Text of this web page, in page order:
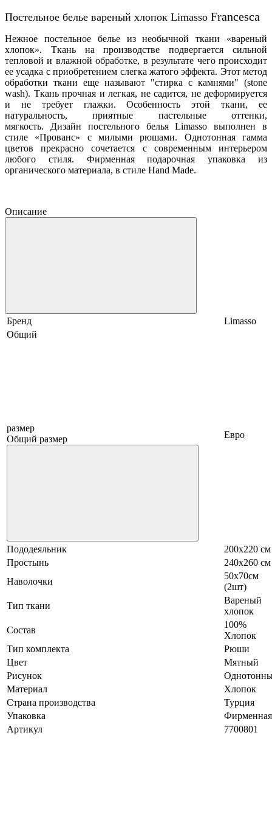
Постельное белье вареный хлопок Limasso Francesca
Нежное постельное белье из необычной ткани «вареный
хлопок». Ткань на производстве подвергается сильной
тепловой и влажной обработке, в результате чего происходит
ее усадка с приобретением слегка жатого эффекта. Этот метод
обработки ткани еще называют "стирка с камнями" (stone
wash). Ткань прочная и легкая, не садится, не деформируется
и не требует глажки. Особенность этой ткани, ее
натуральность, приятные пастельные оттенки,
мягкость. Дизайн постельного белья Limasso выполнен в
стиле «Прованс» с милыми рюшами. Однотонная гамма
цветов прекрасно сочетается с современным интерьером
любого стиля. Фирменная подарочная упаковка из
органического материала, в стиле Hand Made.
Описание
Бренд
Limasso
Общий
размер
Общий размер
Евро
Пододеяльник
200х220 см
Простынь
240х260 см
Наволочки
50х70см
(2шт)
Тип ткани
Вареный
хлопок
Состав
100%
Хлопок
Тип комплекта
Рюши
Цвет
Мятный
Рисунок
Материал
Хлопок
Страна производства
Турция
Упаковка
Фирменная
Артикул
7700801